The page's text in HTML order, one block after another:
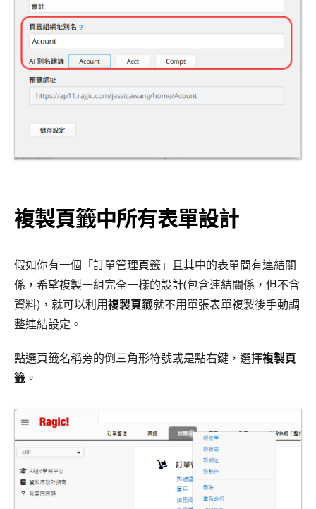
複製頁籤中所有表單設計
假如你有一個「訂單管理頁籤」且其中的表單間有連結關
係，希望複製一組完全一樣的設計(包含連結關係，但不含
資料)，就可以利用複製頁籤就不用單張表單複製後手動調
整連結設定。
點選頁籤名稱旁的倒三角形符號或是點右鍵，選擇複製頁
籤 。